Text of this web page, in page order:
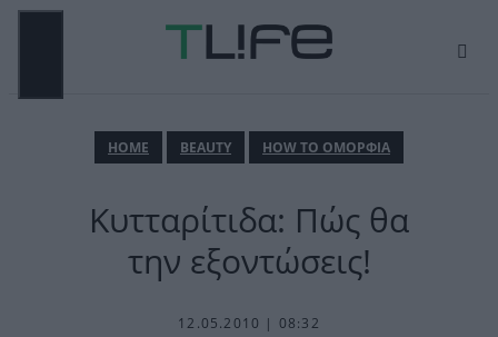
Μετάβαση
ΗΟΜΕ BEAUTY HOW TO ΟΜΟΡΦΙΑ
Κυτταρίτιδα: Πώς θα
την εξοντώσεις!
12.05.2010 | 08:32